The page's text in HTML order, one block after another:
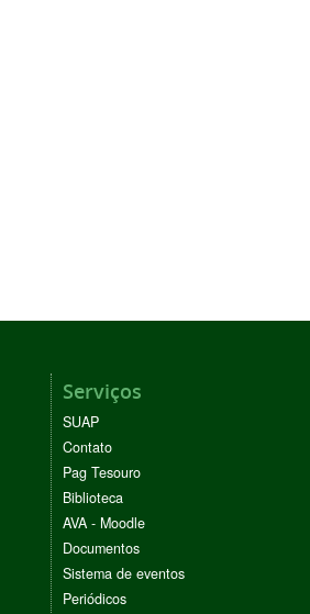
Serviços
SUAP
Contato
Pag Tesouro
Biblioteca
AVA - Moodle
Documentos
Sistema de eventos
Periódicos